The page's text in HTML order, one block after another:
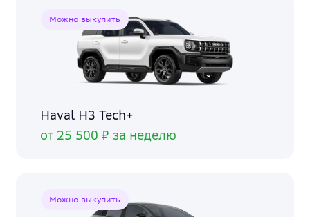
Можно выкупить
Haval H3 Tech+
от 25 500 ₽ за неделю
Можно выкупить